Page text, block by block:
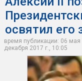
освятил его
время публикации: 06
декабря 2017 г., 10:05